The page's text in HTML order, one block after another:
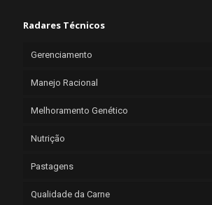
Radares Técnicos
Gerenciamento
Manejo Racional
Melhoramento Genético
Nutrição
Pastagens
Qualidade da Carne